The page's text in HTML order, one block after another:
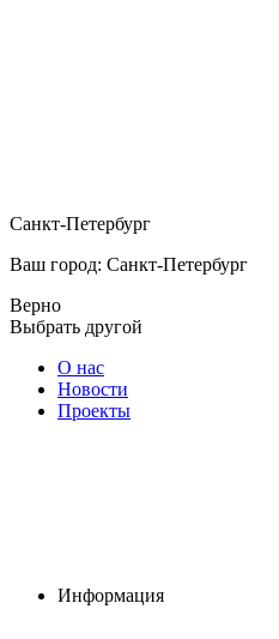
Санкт-Петербург
Ваш город: Санкт-Петербург
Верно
Выбрать другой
О нас
Новости
Проекты
Информация